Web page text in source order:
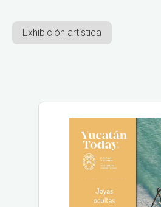
Exhibición artística